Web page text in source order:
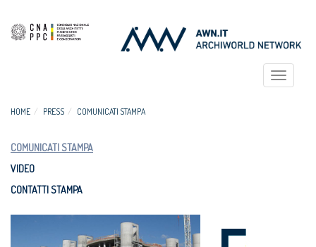
Toggle
HOME PRESS COMUNICATI STAMPA
COMUNICATI STAMPA
VIDEO
CONTATTI STAMPA